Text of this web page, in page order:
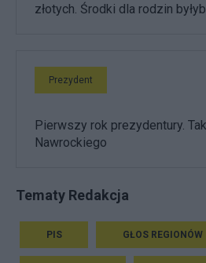
złotych. Środki dla rodzin
Prezydent
Pierwszy rok prezydentury.
Nawrockiego
Tematy Redakcja
PIS GŁOS REGIONÓW